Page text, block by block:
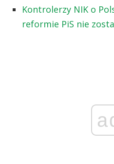
Kontrolerzy NIK o
reformie PiS nie